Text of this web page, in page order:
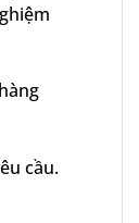
cầu.